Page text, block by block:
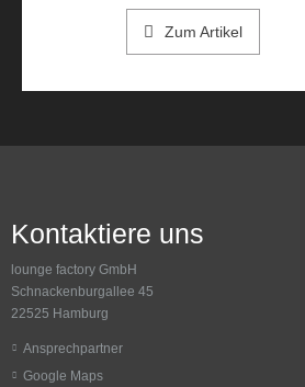
Zum Artikel
Kontaktiere uns
lounge factory GmbH
Schnackenburgallee 45
22525 Hamburg
Ansprechpartner
Google Maps